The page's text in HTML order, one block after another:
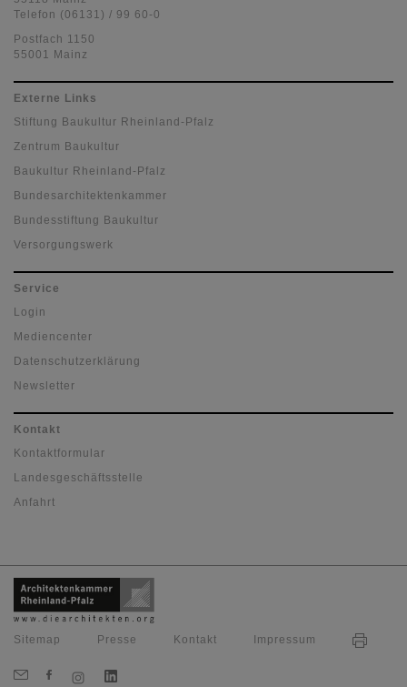
Telefon (06131) / 99 60-0
Postfach 1150
55001 Mainz
Externe Links
Stiftung Baukultur Rheinland-Pfalz
Zentrum Baukultur
Baukultur Rheinland-Pfalz
Bundesarchitektenkammer
Bundesstiftung Baukultur
Versorgungswerk
Service
Login
Mediencenter
Datenschutzerklärung
Newsletter
Kontakt
Kontaktformular
Landesgeschäftsstelle
Anfahrt
Sitemap Presse Kontakt Impressum